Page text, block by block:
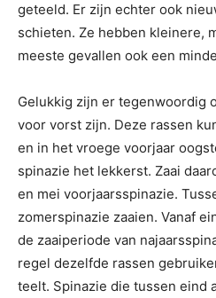
geteeld. Er zijn echter ook
schieten. Ze hebben kleinere,
meeste gevallen ook een
Gelukkig zijn er tegenwoordig
voor vorst zijn. Deze rassen
en in het vroege voorjaar
spinazie het lekkerst. Zaai
en mei voorjaarsspinazie.
zomerspinazie zaaien. Vanaf
de zaaiperiode van
regel dezelfde rassen
teelt. Spinazie die tussen eind